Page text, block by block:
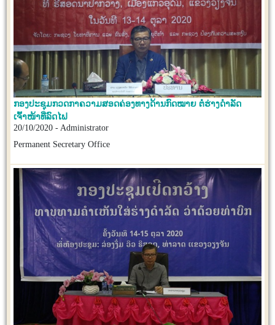
ກອງປະຊຸມກວດກາຄວາມສອດຄ່ອງທາງດ້ານກົດໝາຍ ຕໍ່ຮ່າງດຳລັດ
ເຈົ້າໜ້າທີ່ລົດໄຟ
20/10/2020 - Administrator
Permanent Secretary Office